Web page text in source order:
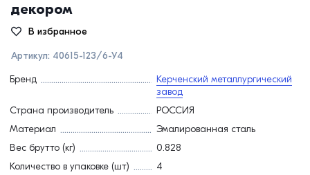
декором
В избранное
Артикул: 40615-123/6-У4
Бренд
Керченский металлургический
завод
Страна производитель
РОССИЯ
Материал
Эмалированная сталь
Вес брутто (кг)
0.828
Количество в упаковке (шт)
4